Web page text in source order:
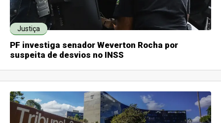
Justiça
PF investiga senador Weverton Rocha por
suspeita de desvios no INSS